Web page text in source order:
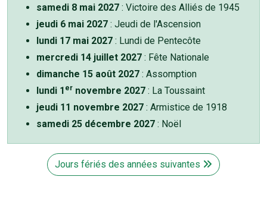
samedi 8 mai 2027 : Victoire des Alliés de 1945
jeudi 6 mai 2027 : Jeudi de l'Ascension
lundi 17 mai 2027 : Lundi de Pentecôte
mercredi 14 juillet 2027 : Fête Nationale
dimanche 15 août 2027 : Assomption
lundi 1 er novembre 2027 : La Toussaint
jeudi 11 novembre 2027 : Armistice de 1918
samedi 25 décembre 2027 : Noël
Jours fériés des années suivantes